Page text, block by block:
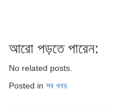
আরো পড়তে পারেন:
No related posts.
Posted in সব খবর